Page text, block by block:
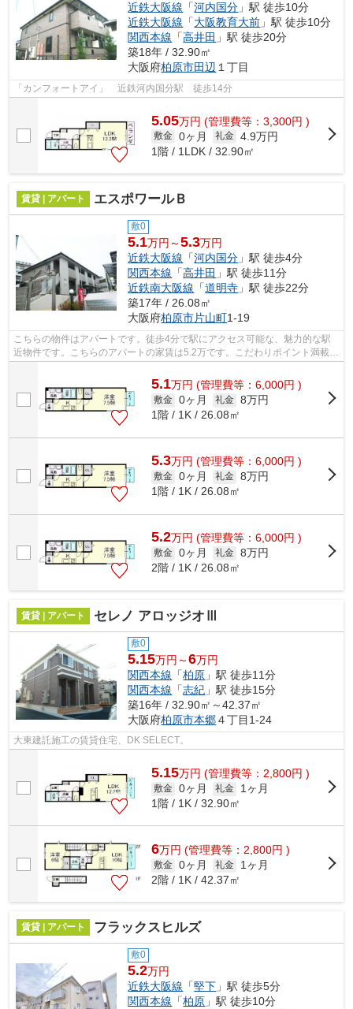
近鉄大阪線 「河内国分 」駅 徒歩10分
近鉄大阪線 「大阪教育大前 」駅 徒歩10分
関西本線 「高井田 」駅 徒歩20分
築18年 / 32.90㎡
大阪府柏原市田辺 １丁目
「カンフォートアイ」 近鉄河内国分駅 徒歩14分
5.05万円 (管理費等：3,300円 )
敷金 0ヶ月 礼金 4.9万円
1階 / 1LDK / 32.90㎡
賃貸 | アパート エスポワールＢ
敷0
5.1万円～5.3万円
近鉄大阪線 「河内国分 」駅 徒歩4分
関西本線 「高井田 」駅 徒歩11分
近鉄南大阪線 「道明寺 」駅 徒歩22分
築17年 / 26.08㎡
大阪府柏原市片山町1-19
こちらの物件はアパートです。徒歩4分で駅にアクセス可能な、魅力的な駅
近物件です。こちらのアパートの家賃は5.2万です。こだわりポイント満載の
エスポワールB。私達テム・ホームには...
5.1万円 (管理費等：6,000円 )
敷金 0ヶ月 礼金 8万円
1階 / 1K / 26.08㎡
5.3万円 (管理費等：6,000円 )
敷金 0ヶ月 礼金 8万円
1階 / 1K / 26.08㎡
5.2万円 (管理費等：6,000円 )
敷金 0ヶ月 礼金 8万円
2階 / 1K / 26.08㎡
賃貸 | アパート セレノ アロッジオⅢ
敷0
5.15万円～6万円
関西本線 「柏原 」駅 徒歩11分
関西本線 「志紀 」駅 徒歩15分
築16年 / 32.90㎡～42.37㎡
大阪府柏原市本郷４丁目1-24
大東建託施工の賃貸住宅、DK SELECT。
5.15万円 (管理費等：2,800円 )
敷金 0ヶ月 礼金
1ヶ月
1階 / 1K / 32.90㎡
6万円 (管理費等：2,800円 )
敷金 0ヶ月 礼金
1ヶ月
2階 / 1K / 42.37㎡
賃貸 | アパート フラックスヒルズ
敷0
5.2万円
近鉄大阪線 「堅下 」駅 徒歩5分
関西本線 「柏原 」駅 徒歩10分